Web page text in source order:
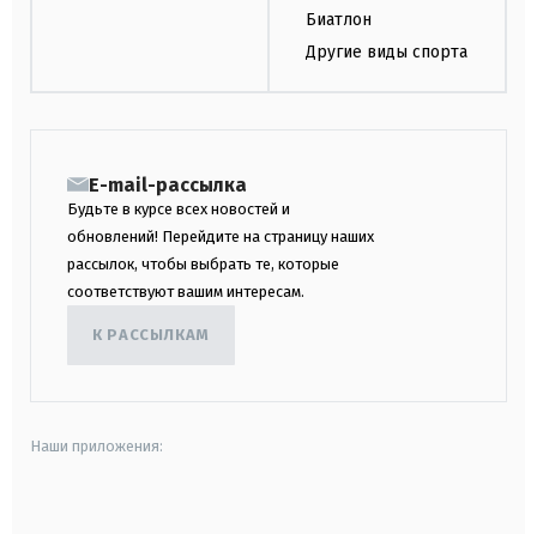
Биатлон
Другие виды спорта
E-mail-рассылка
Будьте в курсе всех новостей и
обновлений! Перейдите на страницу наших
рассылок, чтобы выбрать те, которые
соответствуют вашим интересам.
К РАССЫЛКАМ
Наши приложения: